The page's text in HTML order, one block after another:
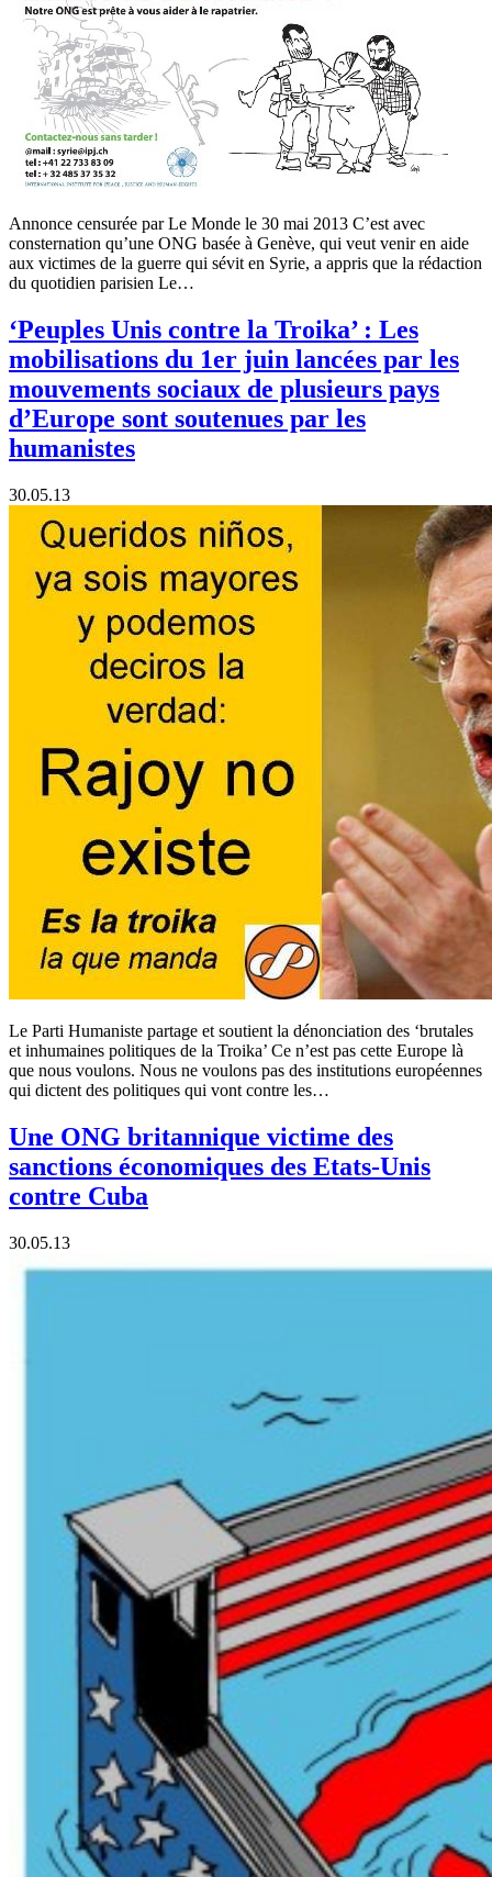
Annonce censurée par Le Monde le 30 mai 2013 C’est avec
consternation qu’une ONG basée à Genève, qui veut venir en aide
aux victimes de la guerre qui sévit en Syrie, a appris que la rédaction
du quotidien parisien Le…
‘Peuples Unis contre la Troika’ : Les
mobilisations du 1er juin lancées par les
mouvements sociaux de plusieurs pays
d’Europe sont soutenues par les
humanistes
30.05.13
Le Parti Humaniste partage et soutient la dénonciation des ‘brutales
et inhumaines politiques de la Troika’ Ce n’est pas cette Europe là
que nous voulons. Nous ne voulons pas des institutions européennes
qui dictent des politiques qui vont contre les…
Une ONG britannique victime des
sanctions économiques des Etats-Unis
contre Cuba
30.05.13